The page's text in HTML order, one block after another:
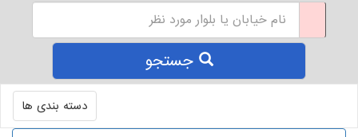
جستجو
Toggle
navigation
دسته بندی ها